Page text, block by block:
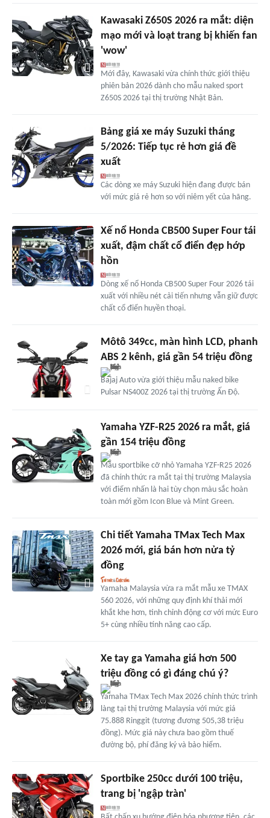
Kawasaki Z650S 2026 ra mắt: diện
mạo mới và loạt trang bị khiến fan
'wow'
Mới đây, Kawasaki vừa chính thức giới thiệu
phiên bản 2026 dành cho mẫu naked sport
Z650S 2026 tại thị trường Nhật Bản.
Bảng giá xe máy Suzuki tháng
5/2026: Tiếp tục rẻ hơn giá đề
xuất
Các dòng xe máy Suzuki hiện đang được bán
với mức giá rẻ hơn so với niêm yết của hãng.
Xế nổ Honda CB500 Super Four tái
xuất, đậm chất cổ điển đẹp hớp
hồn
Dòng xế nổ Honda CB500 Super Four 2026 tái
xuất với nhiều nét cải tiến nhưng vẫn giữ được
chất cổ điển huyền thoại.
Môtô 349cc, màn hình LCD, phanh
ABS 2 kênh, giá gần 54 triệu đồng
Bajaj Auto vừa giới thiệu mẫu naked bike
Pulsar NS400Z 2026 tại thị trường Ấn Độ.
Yamaha YZF-R25 2026 ra mắt, giá
gần 154 triệu đồng
Mẫu sportbike cỡ nhỏ Yamaha YZF-R25 2026
đã chính thức ra mắt tại thị trường Malaysia
với điểm nhấn là hai tùy chọn màu sắc hoàn
toàn mới gồm Icon Blue và Mint Green.
Chi tiết Yamaha TMax Tech Max
2026 mới, giá bán hơn nửa tỷ
đồng
Yamaha Malaysia vừa ra mắt mẫu xe TMAX
560 2026, với những quy định khí thải mới
khắt khe hơn, tinh chỉnh động cơ với mức Euro
5+ cùng nhiều tính năng cao cấp.
Xe tay ga Yamaha giá hơn 500
triệu đồng có gì đáng chú ý?
Yamaha TMax Tech Max 2026 chính thức trình
làng tại thị trường Malaysia với mức giá
75.888 Ringgit (tương đương 505,38 triệu
đồng). Mức giá này chưa bao gồm thuế
đường bộ, phí đăng ký và bảo hiểm.
Sportbike 250cc dưới 100 triệu,
trang bị 'ngập tràn'